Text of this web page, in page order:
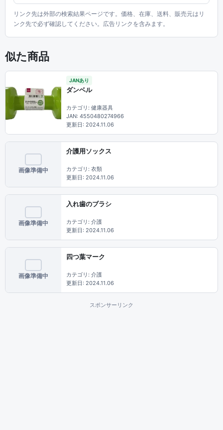
リンク先は外部の検索結果ページです。価格、在庫、送料、販売元はリ
ンク先で必ず確認してください。広告リンクを含みます。
似た商品
JANあり
ダンベル
カテゴリ: 健康器具
JAN: 4550480274966
更新日: 2024.11.06
画像準備中
介護用ソックス
カテゴリ: 衣類
更新日: 2024.11.06
画像準備中
入れ歯のブラシ
カテゴリ: 介護
更新日: 2024.11.06
画像準備中
四つ葉マーク
カテゴリ: 介護
更新日: 2024.11.06
スポンサーリンク